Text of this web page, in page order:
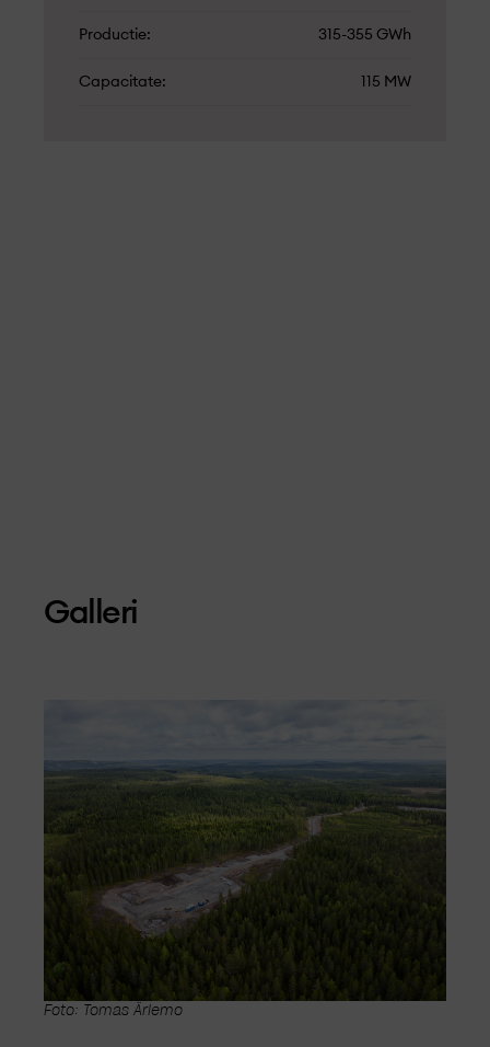
Productie 315-355 GWh
Capacitate 115 MW
Galleri
Foto: Tomas Ärlemo